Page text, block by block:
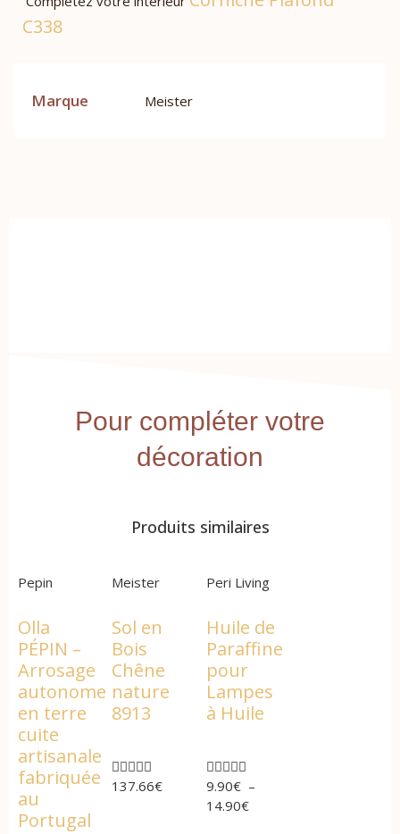
C338
Marque Meister
Pour compléter votre
décoration
Produits similaires
Pepin
Olla
PÉPIN –
Arrosage
autonome
en terre
cuite
artisanale
fabriquée
au
Portugal
Meister
Sol en
Bois
Chêne
nature
8913

137.66€
Peri Living
Huile de
Paraffine
pour
Lampes
à Huile

9.90€ –
14.90€